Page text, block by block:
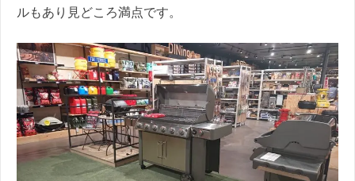
ルもあり見どころ満点です。